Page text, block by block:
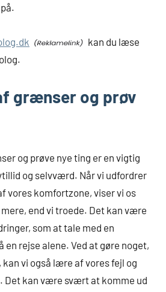
kan du læse
grænser og prøv
og prøve nye ting er en vigtig
og selvværd. Når vi udfordrer
vores komfortzone, viser vi os
end vi troede. Det kan være
som at tale med en
en rejse alene. Ved at gøre noget,
vi også lære af vores fejl og
Det kan være svært at komme ud